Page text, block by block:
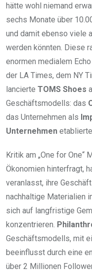
hätte wohl niemand
sechs Monate über
und damit ebenso viele
werden könnten. Diese
enormen medialem
der LA Times, dem NY
lancierte TOMS Shoes
Geschäftsmodells: das
das Unternehmen als
Unternehmen
Kritik am „One for One“
Ökonomien hinterfragt,
veranlasst, ihre
nachhaltige Materialien
sich auf langfristige
konzentrieren.
Geschäftsmodells, mit
beeinflusst durch eine
über 2 Millionen